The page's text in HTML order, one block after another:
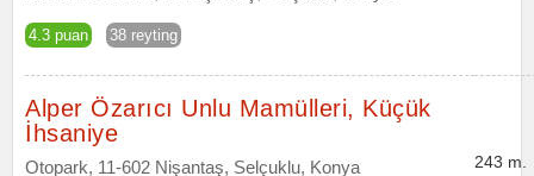
4.3 puan 38 reyting
Alper Özarıcı Unlu Mamülleri, Küçük
İhsaniye
Otopark, 11-602 Nişantaş, Selçuklu, Konya 243 m.